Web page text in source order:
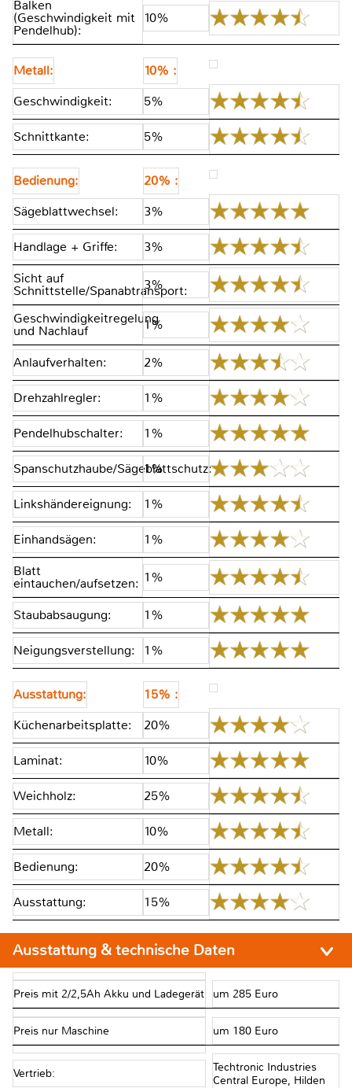
Balken
(Geschwindigkeit mit
Pendelhub):
10%
Metall:
10% :
Geschwindigkeit:
5%
Schnittkante: 5%
Bedienung:
20% :
Sägeblattwechsel:
3%
Handlage + Griffe:
3%
Sicht auf
Schnittstelle/Spanabtransport:
3%
Geschwindigkeitregelung
und Nachlauf 1%
Anlaufverhalten: 2%
Drehzahlregler: 1%
Pendelhubschalter: 1%
Spanschutzhaube/Sägeblattschutz:
1%
Linkshändereignung: 1%
Einhandsägen:
1%
Blatt
eintauchen/aufsetzen: 1%
Staubabsaugung: 1%
Neigungsverstellung: 1%
Ausstattung:
15% :
Küchenarbeitsplatte:
20%
Laminat: 10%
Weichholz: 25%
Metall: 10%
Bedienung: 20%
Ausstattung: 15%
Ausstattung & technische Daten
Preis mit 2/2,5Ah Akku und Ladegerät um 285 Euro
Preis nur Maschine um 180 Euro
Vertrieb:
Techtronic Industries
Central Europe, Hilden